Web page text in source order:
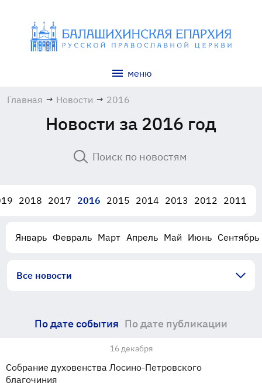
меню
Главная → Новости → 2016
Новости за 2016 год
2018 2017 2016 2015 2014 2013 2012 2011
Январь Февраль Март Апрель Май Июнь Сентябрь
Все новости
По дате события По дате публикации
16 декабря
Собрание духовенства Лосино-Петровского
благочиния